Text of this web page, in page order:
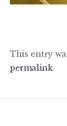
This entry
permalink.